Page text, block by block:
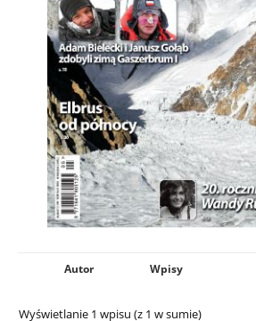
Autor Wpisy
Wyświetlanie 1 wpisu (z 1 w sumie)